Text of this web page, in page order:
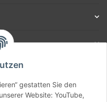
gestatten Sie den
Website: YouTube,
( B2B Shop )